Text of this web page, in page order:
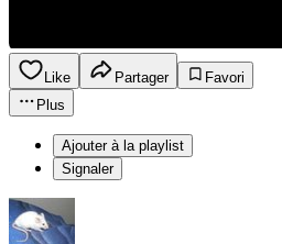
Like Partager
Favori
Plus
Ajouter à la playlist
Signaler